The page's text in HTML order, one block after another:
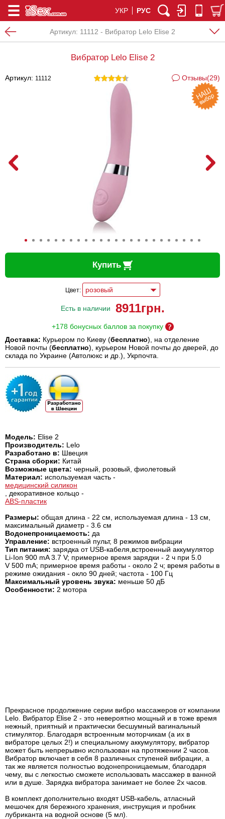
УКР РУС
Артикул: 11112 - Вибратор Lelo Elise 2
Вибратор Lelo Elise 2
Артикул: 11112 Отзывы(29)
Купить
Цвет:
Есть в наличии 8911грн.
+178 бонусных баллов за покупку
Доставка: Курьером по Киеву (бесплатно), на отделение
Новой почты (бесплатно), курьером Новой почты до дверей, до
склада по Украине (Автолюкс и др.), Укрпочта.
Модель: Elise 2
Производитель: Lelo
Разработано в: Швеция
Страна сборки: Китай
Возможные цвета: черный, розовый, фиолетовый
Материал: используемая часть -
медицинский силикон
, декоративное кольцо -
ABS-пластик
Размеры: общая длина - 22 см, используемая длина - 13 см,
максимальный диаметр - 3.6 см
Водонепроницаемость: да
Управление: встроенный пульт, 8 режимов вибрации
Тип питания: зарядка от USB-кабеля,встроенный аккумулятор
Li-Ion 900 mA 3.7 V; примерное время зарядки - 2 ч при 5.0
V 500 mA; примерное время работы - около 2 ч; время работы в
режиме ожидания - окло 90 дней; частота - 100 Гц
Максимальный уровень звука: меньше 50 дБ
Особенности: 2 мотора
Прекрасное продолжение серии вибро массажеров от компании
Lelo. Вибратор Elise 2 - это невероятно мощный и в тоже время
нежный, приятный и практически бесшумный вагинальный
стимулятор. Благодаря встроенным моторчикам (а их в
вибраторе целых 2!) и специальному аккумулятору, вибратор
может быть непрерывно использован на протяжении 2 часов.
Вибратор включает в себя 8 различных ступеней вибрации, а
так же является полностью водонепроницаемым, благодаря
чему, вы с легкостью сможете использовать массажер в ванной
или в душе. Зарядка вибратора занимает не более 2х часов.
В комплект дополнительно входят USB-кабель, атласный
мешочек для бережного хранения, инструкция и пробник
лубриканта на водной основе (5 мл).